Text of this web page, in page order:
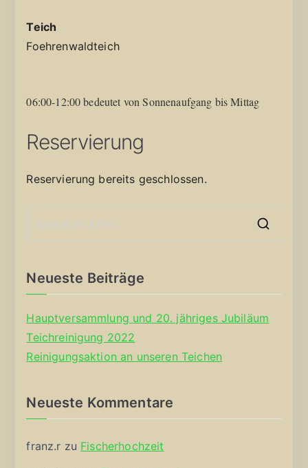
Teich
Foehrenwaldteich
06:00-12:00 bedeutet von Sonnenaufgang bis Mittag
Reservierung
Reservierung bereits geschlossen.
Neueste Beiträge
Hauptversammlung und 20. jähriges Jubiläum
Teichreinigung 2022
Reinigungsaktion an unseren Teichen
Neueste Kommentare
franz.r zu Fischerhochzeit